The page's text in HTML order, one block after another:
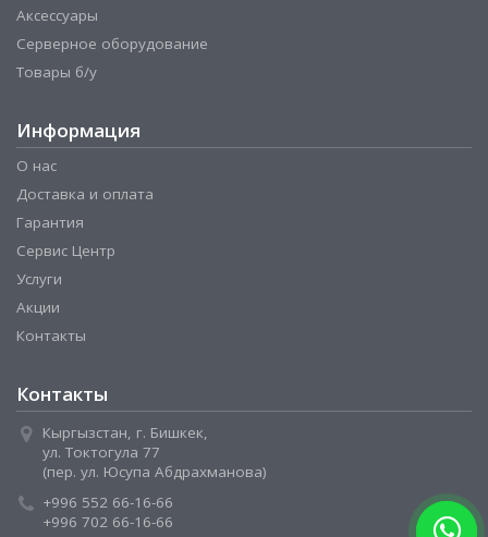
Аксессуары
Серверное оборудование
Товары б/у
Информация
О нас
Доставка и оплата
Гарантия
Сервис Центр
Услуги
Акции
Контакты
Контакты
Кыргызстан, г. Бишкек,
ул. Токтогула 77
(пер. ул. Юсупа Абдрахманова)
+996 552 66-16-66
+996 702 66-16-66